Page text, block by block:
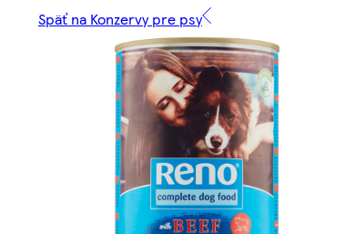
Späť na Konzervy pre psy